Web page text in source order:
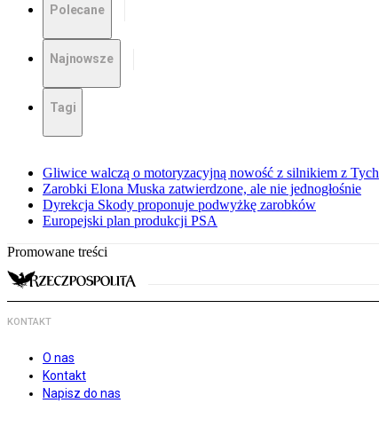
Polecane
Najnowsze
Tagi
Gliwice walczą o motoryzacyjną nowość z silnikiem z Tych
Zarobki Elona Muska zatwierdzone, ale nie jednogłośnie
Dyrekcja Skody proponuje podwyżkę zarobków
Europejski plan produkcji PSA
Promowane treści
KONTAKT
O nas
Kontakt
Napisz do nas